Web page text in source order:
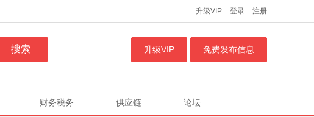
升级VIP 登录 注册
升级VIP 免费发布信息
财务税务 供应链 论坛